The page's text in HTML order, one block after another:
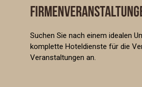
Suchen Sie nach einem idealen
komplette Hoteldienste für die
Veranstaltungen an.